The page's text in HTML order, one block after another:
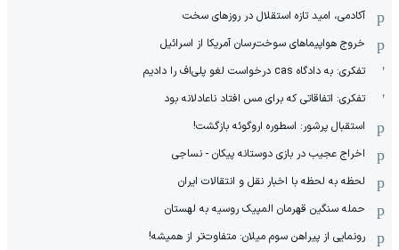
آکادمی، امید تازه استقلال در روزهای سخت
خروج هواپیماهای سوخت‌رسان آمریکا از اسرائیل
تفکری: به دادگاه cas درخواست لغو پلی‌اف را دادیم
تفکری: اتفاقاتی که برای مس افتاد ناعادلانه بود
استقبال پرشور: اسطوره اروگوئه بازگشت!
اخراج عجیب در بازی دوستانه پیکان - نساجی
لحظه به لحظه با اخبار نقل و انتقالات ایران
حمله سنگین قهرمان المپیک روسیه به لهستان
رونمایی از پیراهن سوم میلان: متفاوت‌تر از همیشه!